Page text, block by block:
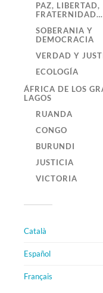
PAZ, LIBERTAD,
FRATERNIDAD…
SOBERANIA Y
DEMOCRACIA
VERDAD Y
ECOLOGÍA
ÁFRICA DE LOS
LAGOS
RUANDA
CONGO
BURUNDI
JUSTICIA
VICTORIA
Català
Español
Français